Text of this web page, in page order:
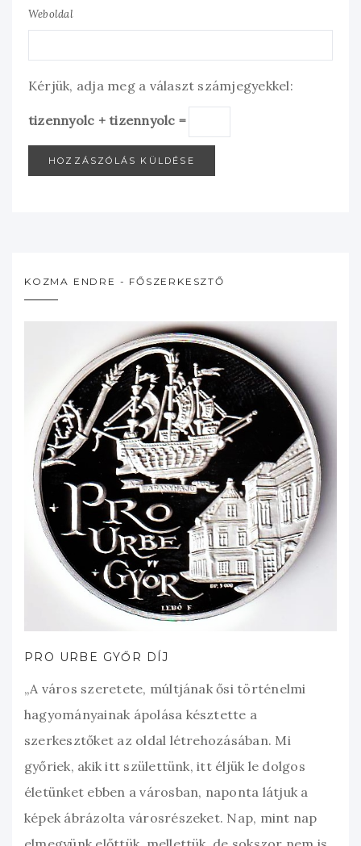
Weboldal
Kérjük, adja meg a választ számjegyekkel:
tizennyolc + tizennyolc =
KOZMA ENDRE - FŐSZERKESZTŐ
PRO URBE GYŐR DÍJ
„A város szeretete, múltjának ősi történelmi
hagyományainak ápolása késztette a
szerkesztőket az oldal létrehozásában. Mi
győriek, akik itt születtünk, itt éljük le dolgos
életünket ebben a városban, naponta látjuk a
képek ábrázolta városrészeket. Nap, mint nap